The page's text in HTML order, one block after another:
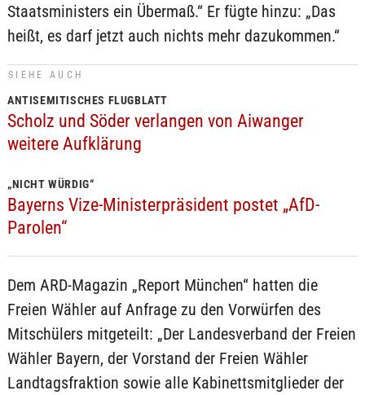
Staatsministers ein Übermaß.“ Er fügte hinzu: „Das
heißt, es darf jetzt auch nichts mehr dazukommen.“
SIEHE AUCH
ANTISEMITISCHES FLUGBLATT
Scholz und Söder verlangen von Aiwanger
weitere Aufklärung
„NICHT WÜRDIG“
Bayerns Vize-Ministerpräsident postet „AfD-
Parolen“
Dem ARD-Magazin „Report München“ hatten die
Freien Wähler auf Anfrage zu den Vorwürfen des
Mitschülers mitgeteilt: „Der Landesverband der Freien
Wähler Bayern, der Vorstand der Freien Wähler
Landtagsfraktion sowie alle Kabinettsmitglieder der